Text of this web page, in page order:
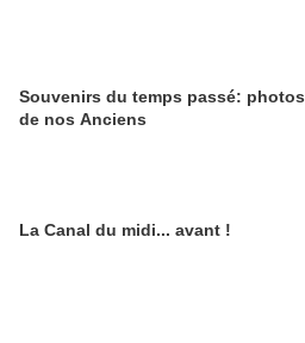
Souvenirs du temps passé: photos
de nos Anciens
La Canal du midi... avant !